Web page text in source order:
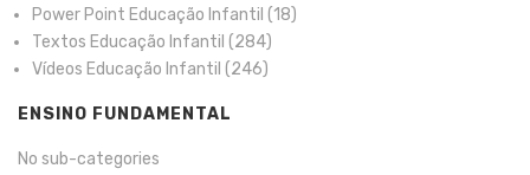
Power Point Educação Infantil (18)
Textos Educação Infantil (284)
Vídeos Educação Infantil (246)
ENSINO FUNDAMENTAL
No sub-categories